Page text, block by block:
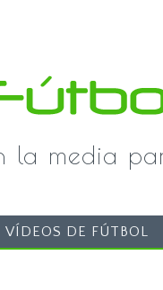
la media
VÍDEOS DE FÚTBOL